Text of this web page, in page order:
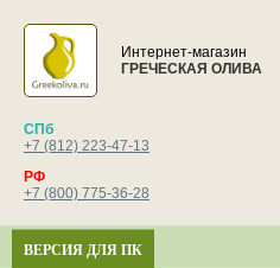
Интернет-магазин
ГРЕЧЕСКАЯ ОЛИВА
СПб
+7 (812) 223-47-13
РФ
+7 (800) 775-36-28
ВЕРСИЯ ДЛЯ ПК